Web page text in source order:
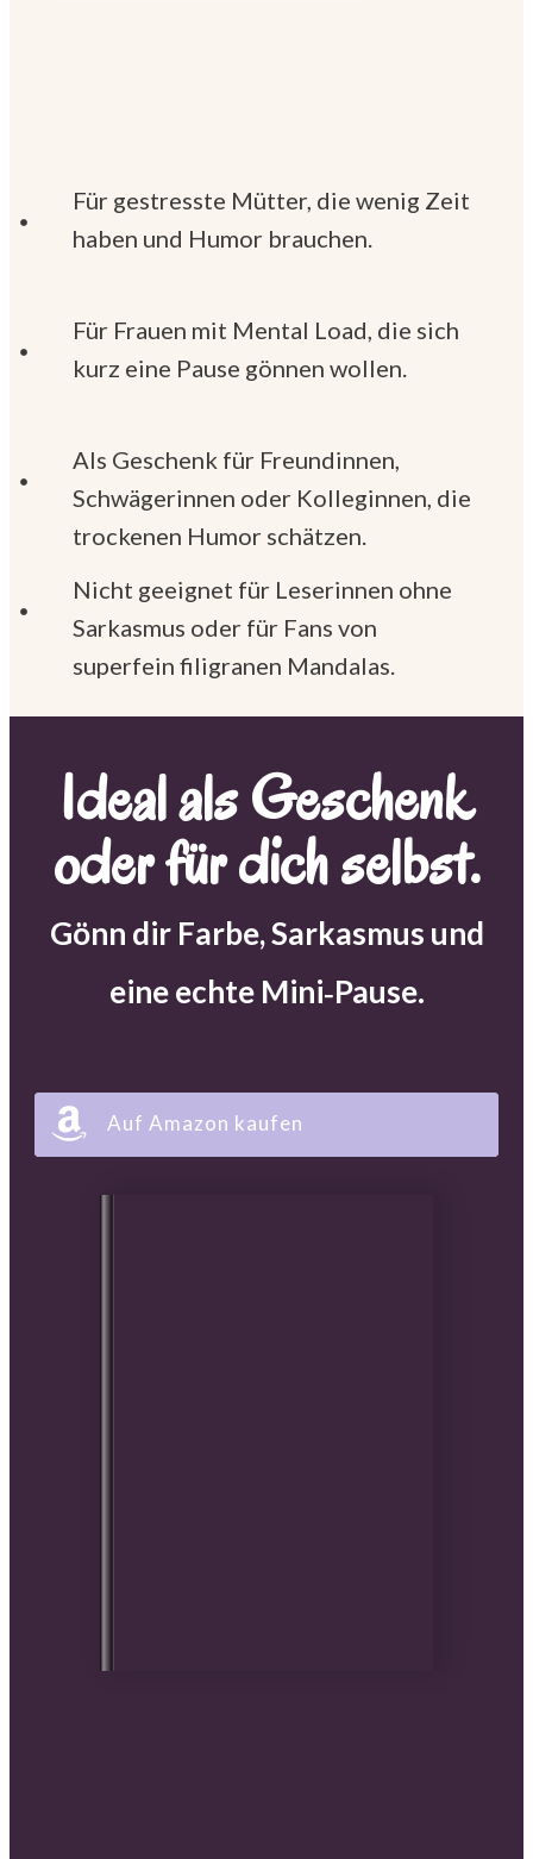
Für gestresste Mütter, die wenig Zeit
haben und Humor brauchen.
Für Frauen mit Mental Load, die sich
kurz eine Pause gönnen wollen.
Als Geschenk für Freundinnen,
Schwägerinnen oder Kolleginnen, die
trockenen Humor schätzen.
Nicht geeignet für Leserinnen ohne
Sarkasmus oder für Fans von
superfein filigranen Mandalas.
Ideal als Geschenk
oder für dich selbst.
Gönn dir Farbe, Sarkasmus und
eine echte Mini‑Pause.
Auf Amazon kaufen